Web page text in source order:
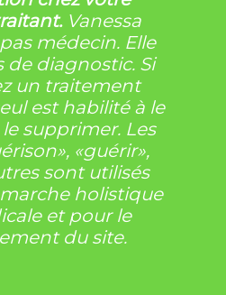
Vanessa
médecin. Elle
de diagnostic. Si
un traitement
est habilité à le
supprimer. Les
«guérir»,
sont utilisés
holistique
et pour le
du site.